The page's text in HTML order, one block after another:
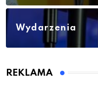
Wydarzenia
REKLAMA